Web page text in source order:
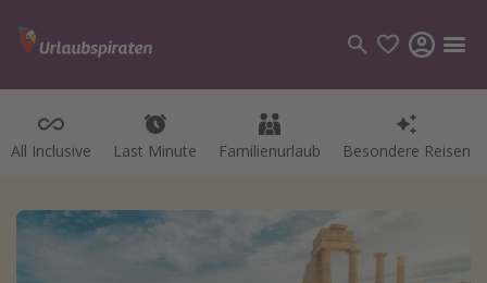
All Inclusive Last Minute Familienurlaub Besondere Reisen
Kategorien
Hotel
Pauschalreisen